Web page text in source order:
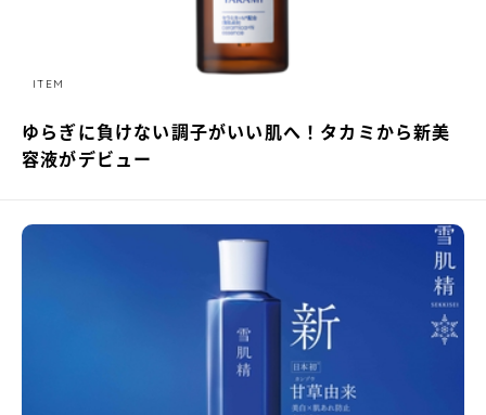
ITEM
ゆらぎに負けない調子がいい肌へ！タカミから新美
容液がデビュー